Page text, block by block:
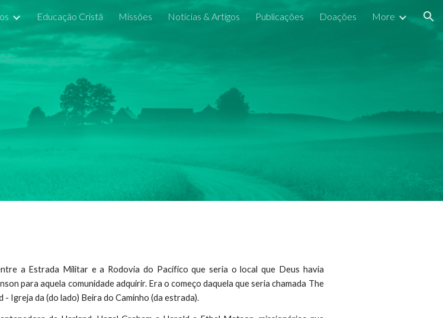
Skip to navigation
Educação Cristã Missões Notícias & Artigos Publicações Doações More
a Estrada Militar e a Rodovia do Pacífico que seria o local que Deus havia
para aquela comunidade adquirir. Era o começo daquela que seria chamada The
- Igreja da (do lado) Beira do Caminho (da estrada).